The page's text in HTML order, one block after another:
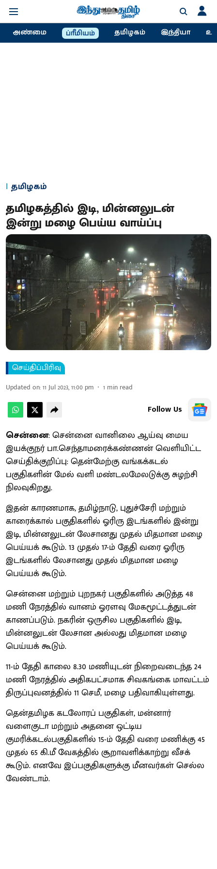
அண்மை ப்ரீமியம் தமிழகம் இந்தியா
தமிழகம்
தமிழகத்தில் இடி, மின்னலுடன்
இன்று மழை பெய்ய வாய்ப்பு
செய்திப்பிரிவு
Updated on:11 Jul 2023, 11:00 pm 1 min read
Follow Us
சென்னை: சென்னை வானிலை ஆய்வு மைய
இயக்குநர் பா.செந்தாமரைக்கண்ணன் வெளியிட்ட
செய்திக்குறிப்பு: தென்மேற்கு வங்கக்கடல்
பகுதிகளின் மேல் வளி மண்டலமேலடுக்கு சுழற்சி
நிலவுகிறது.
இதன் காரணமாக, தமிழ்நாடு, புதுச்சேரி மற்றும்
காரைக்கால் பகுதிகளில் ஓரிரு இடங்களில் இன்று
இடி, மின்னலுடன் லேசானது முதல் மிதமான மழை
பெய்யக் கூடும். 13 முதல் 17-ம் தேதி வரை ஓரிரு
இடங்களில் லேசானது முதல் மிதமான மழை
பெய்யக் கூடும்.
சென்னை மற்றும் புறநகர் பகுதிகளில் அடுத்த 48
மணி நேரத்தில் வானம் ஓரளவு மேகமூட்டத்துடன்
காணப்படும். நகரின் ஒருசில பகுதிகளில் இடி,
மின்னலுடன் லேசான அல்லது மிதமான மழை
பெய்யக் கூடும்.
11-ம் தேதி காலை 8.30 மணியுடன் நிறைவடைந்த 24
மணி நேரத்தில் அதிகபட்சமாக சிவகங்கை மாவட்டம்
திருப்புவனத்தில் 11 செமீ, மழை பதிவாகியுள்ளது.
தென்தமிழக கடலோரப் பகுதிகள், மன்னார்
வளைகுடா மற்றும் அதனை ஒட்டிய
குமரிக்கடல்பகுதிகளில் 15-ம் தேதி வரை மணிக்கு 45
முதல் 65 கி.மீ வேகத்தில் சூறாவளிக்காற்று வீசக்
கூடும். எனவே இப்பகுதிகளுக்கு மீனவர்கள் செல்ல
வேண்டாம்.